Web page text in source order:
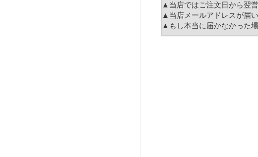
▲当店ではご注文日から翌
▲当店メールアドレスが届
▲もし本当に届かなかった